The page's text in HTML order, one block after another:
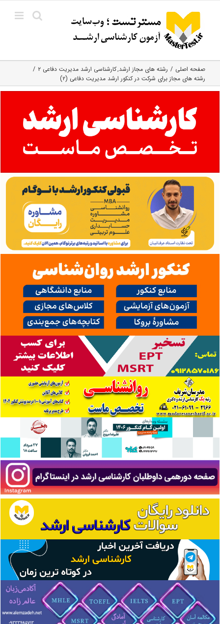
content
صفحه اصلی رشته های مجاز ارشد کارشناسی ارشد مدیریت دفاعی ۲
رشته های مجاز برای شرکت در کنکور ارشد مدیریت دفاعی (۲)